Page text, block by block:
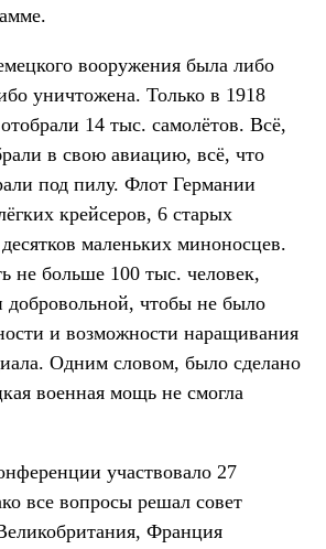
вооружения была либо
уничтожена. Только в 1918
14 тыс. самолётов. Всё,
в свою авиацию, всё, что
под пилу. Флот Германии
крейсеров, 6 старых
маленьких миноносцев.
не больше 100 тыс. человек,
добровольной, чтобы не было
и возможности наращивания
Одним словом, было сделано
военная мощь не смогла
участвовало 27
все вопросы решал совет
Франция